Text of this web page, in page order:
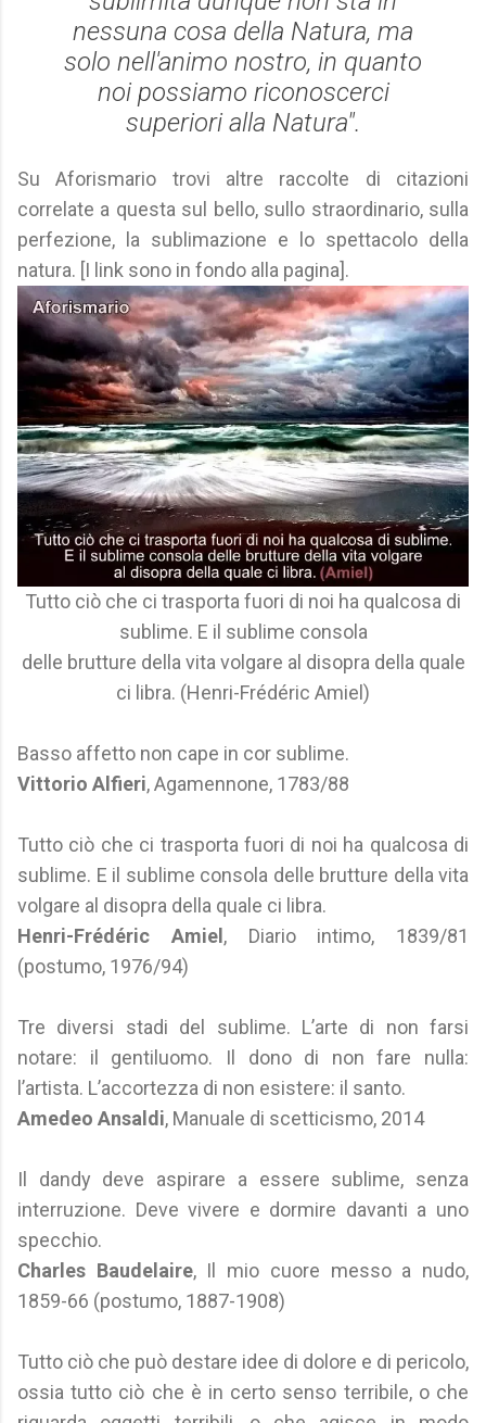
nessuna cosa della Natura, ma
solo nell'animo nostro, in quanto
noi possiamo riconoscerci
superiori alla Natura".
Su Aforismario trovi altre raccolte di citazioni
correlate a questa sul bello, sullo straordinario, sulla
perfezione, la sublimazione e lo spettacolo della
natura. [I link sono in fondo alla pagina].
Tutto ciò che ci trasporta fuori di noi ha qualcosa di
sublime. E il sublime consola
delle brutture della vita volgare al disopra della quale
ci libra. (Henri-Frédéric Amiel)
Basso affetto non cape in cor sublime.
Vittorio Alfieri, Agamennone, 1783/88
Tutto ciò che ci trasporta fuori di noi ha qualcosa di
sublime. E il sublime consola delle brutture della vita
volgare al disopra della quale ci libra.
Henri-Frédéric Amiel , Diario intimo, 1839/81
(postumo, 1976/94)
Tre diversi stadi del sublime. L’arte di non farsi
notare: il gentiluomo. Il dono di non fare nulla:
l’artista. L’accortezza di non esistere: il santo.
Amedeo Ansaldi, Manuale di scetticismo, 2014
Il dandy deve aspirare a essere sublime, senza
interruzione. Deve vivere e dormire davanti a uno
specchio.
Charles Baudelaire, Il mio cuore messo a nudo,
1859-66 (postumo, 1887-1908)
Tutto ciò che può destare idee di dolore e di pericolo,
ossia tutto ciò che è in certo senso terribile, o che